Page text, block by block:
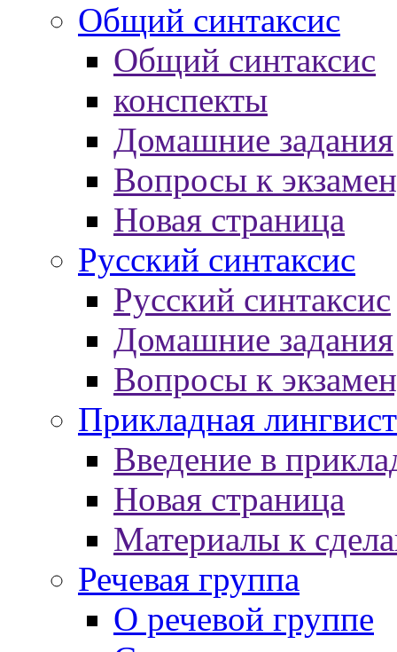
Общий синтаксис
Общий синтаксис
конспекты
Домашние задания
Вопросы к
Новая страница
Русский синтаксис
Русский синтаксис
Домашние задания
Вопросы к
Прикладная
Введение в
Новая страница
Материалы к
Речевая группа
О речевой группе